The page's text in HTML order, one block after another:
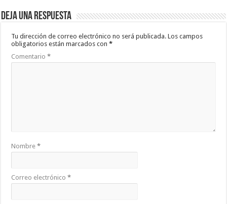
Deja una respuesta
Tu dirección de correo electrónico no será publicada. Los campos
obligatorios están marcados con*
Comentario*
Nombre*
Correo electrónico*